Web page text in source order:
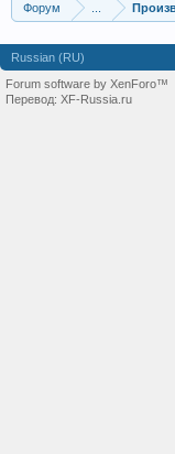
Форум
Russian (RU)
Forum software by XenForo™
Перевод: XF-Russia.ru